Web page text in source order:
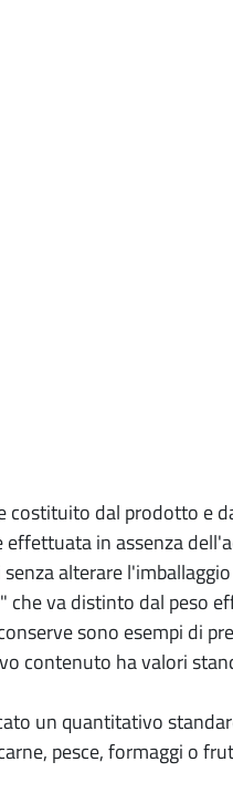
costituito dal prodotto e
in assenza
alterare
va distinto dal peso
sono esempi di
contenuto ha valori
un quantitativo
pesce, formaggi o